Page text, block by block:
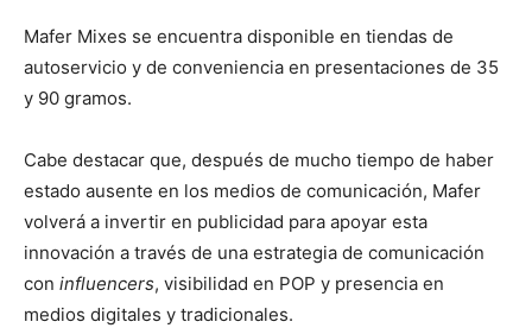
Mafer Mixes se encuentra disponible en tiendas de
autoservicio y de conveniencia en presentaciones de 35
y 90 gramos.
Cabe destacar que, después de mucho tiempo de haber
estado ausente en los medios de comunicación, Mafer
volverá a invertir en publicidad para apoyar esta
innovación a través de una estrategia de comunicación
con influencers, visibilidad en POP y presencia en
medios digitales y tradicionales.